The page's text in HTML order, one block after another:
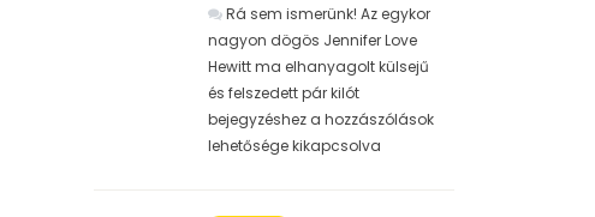
Rá sem ismerünk! Az egykor
nagyon dögös Jennifer Love
Hewitt ma elhanyagolt külsejű
és felszedett pár kilót
bejegyzéshez a hozzászólások
lehetősége kikapcsolva